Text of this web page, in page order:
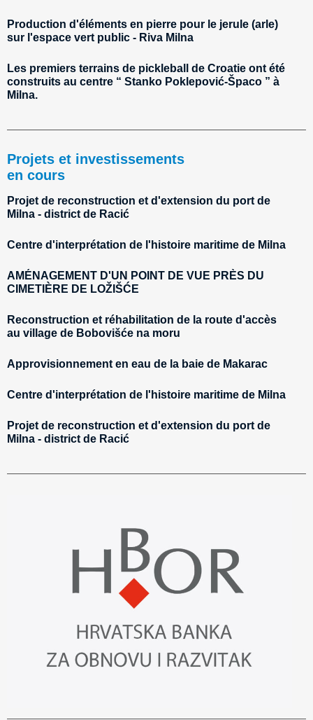
Production d'éléments en pierre pour le jerule (arle)
sur l'espace vert public - Riva Milna
Les premiers terrains de pickleball de Croatie ont été
construits au centre “ Stanko Poklepović-Špaco ” à
Milna.
Projets et investissements
en cours
Projet de reconstruction et d'extension du port de
Milna - district de Racić
Centre d'interprétation de l'histoire maritime de Milna
AMÉNAGEMENT D'UN POINT DE VUE PRÈS DU
CIMETIÈRE DE LOŽIŠĆE
Reconstruction et réhabilitation de la route d'accès
au village de Bobovišće na moru
Approvisionnement en eau de la baie de Makarac
Centre d'interprétation de l'histoire maritime de Milna
Projet de reconstruction et d'extension du port de
Milna - district de Racić